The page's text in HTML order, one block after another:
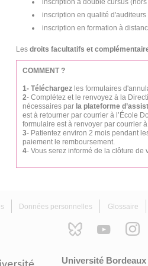
inscription à double cursus (hors
inscription en qualité d'auditeurs
inscription en formation à
Les droits facultatifs et
COMMENT ?
1- Téléchargez les formulaires
2- Complétez et le renvoyez à la
nécessaires par la plateforme
est à retourner par courrier à l’École
formulaire est à renvoyer par courrier
3- Patientez environ 2 mois pendant
paiement le remboursement.
4- Vous serez informé de la clôture de
Données personnelles Glossaire
Université